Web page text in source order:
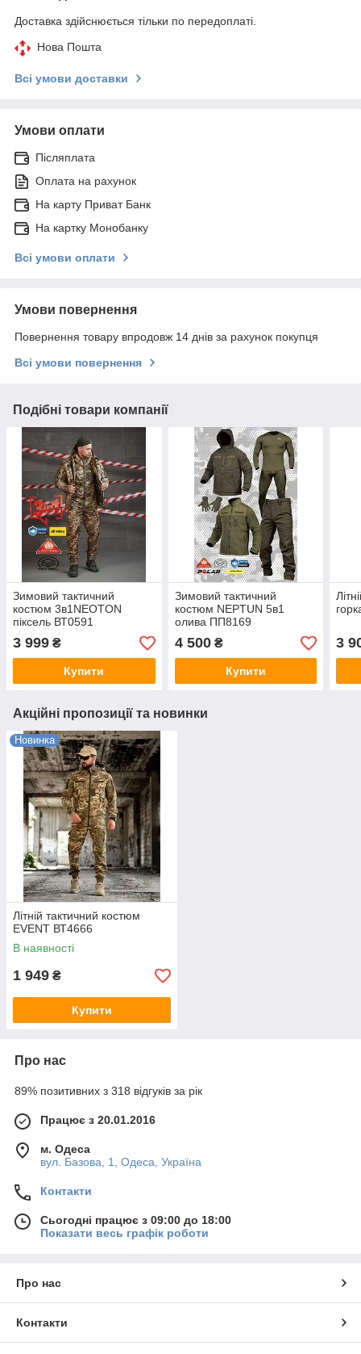
Доставка здійснюється тільки по передоплаті.
Нова Пошта
Всі умови доставки
Умови оплати
Післяплата
Оплата на рахунок
На карту Приват Банк
На картку Монобанку
Всі умови оплати
Умови повернення
Повернення товару впродовж 14 днів за рахунок покупця
Всі умови повернення
Подібні товари компанії
Зимовий тактичний
костюм 3в1NEOTON
піксель ВТ0591
3 999 ₴
Купити
Зимовий тактичний
костюм NEPTUN 5в1
олива ПП8169
4 500₴
Купити
3
Акційні пропозиції та новинки
Новинка
Літній тактичний костюм
EVENT ВТ4666
В наявності
1 949 ₴
Купити
Про нас
89% позитивних з 318 відгуків за рік
Працює з 20.01.2016
м. Одеса
вул. Базова, 1, Одеса, Україна
Контакти
Сьогодні працює з 09:00 до 18:00
Показати весь графік роботи
Про нас
Контакти